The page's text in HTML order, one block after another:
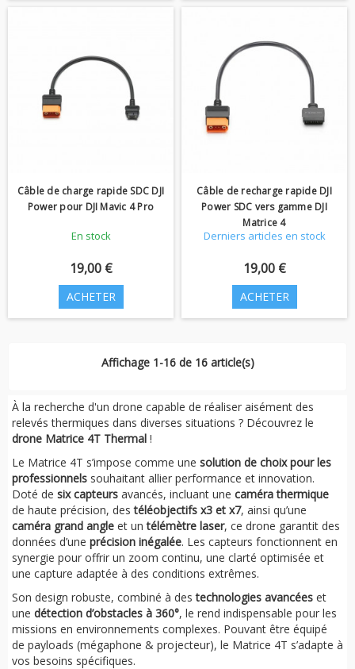
Câble de charge rapide SDC DJI
Power pour DJI Mavic 4 Pro
En stock
19,00 €
ACHETER
Câble de recharge rapide DJI
Power SDC vers gamme DJI
Matrice 4
Derniers articles en stock
19,00 €
ACHETER
Affichage 1-16 de 16 article(s)
À la recherche d'un drone capable de réaliser aisément des
relevés thermiques dans diverses situations ? Découvrez le
drone Matrice 4T Thermal !
Le Matrice 4T s’impose comme une solution de choix pour les
professionnels souhaitant allier performance et innovation.
Doté de six capteurs avancés, incluant une caméra thermique
de haute précision, destéléobjectifs x3 et x7, ainsi qu’une
caméra grand angle et untélémètre laser, ce drone garantit des
données d’une précision inégalée. Les capteurs fonctionnent en
synergie pour offrir un zoom continu, une clarté optimisée et
une capture adaptée à des conditions extrêmes.
Son design robuste, combiné à destechnologies avancées et
une détection d’obstacles à 360°, le rend indispensable pour les
missions en environnements complexes. Pouvant être équipé
de payloads (mégaphone & projecteur), le Matrice 4T s’adapte à
vos besoins spécifiques.